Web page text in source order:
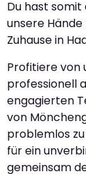
Du hast
unsere
Zuhause in
Profitiere von
professionell
engagierten
von
problemlos
für ein
gemeinsam